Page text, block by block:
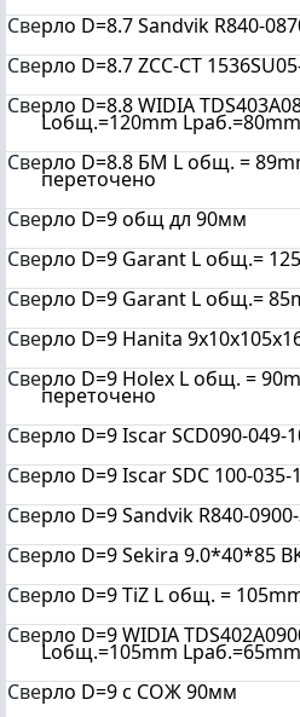
Сверло D=8.7 Sandvik R840-
Сверло D=8.7 ZCC-CT
Сверло D=8.8 WIDIA
Lобщ.=120mm
Сверло D=8.8 БМ L общ. =
переточено
Сверло D=9 общ дл 90мм
Сверло D=9 Garant L общ.=
Сверло D=9 Garant L общ.=
Сверло D=9 Hanita
Сверло D=9 Holex L общ. =
переточено
Сверло D=9 Iscar SCD090-049-
Сверло D=9 Iscar SDC 100-035-
Сверло D=9 Sandvik R840-
Сверло D=9 Sekira 9.0*40*85
Сверло D=9 TiZ L общ. =
Сверло D=9 WIDIA
Lобщ.=105mm
Сверло D=9 с СОЖ 90мм